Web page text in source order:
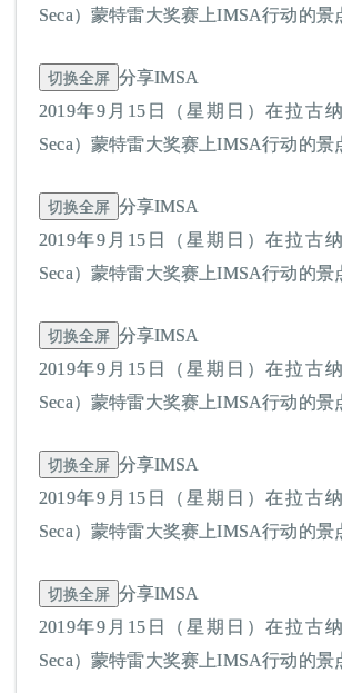
Seca）蒙特雷大奖赛上IMSA行动的景
切换全屏 分享IMSA
2019年9月15日（星期日）在拉古
Seca）蒙特雷大奖赛上IMSA行动的景
切换全屏 分享IMSA
2019年9月15日（星期日）在拉古
Seca）蒙特雷大奖赛上IMSA行动的景
切换全屏 分享IMSA
2019年9月15日（星期日）在拉古
Seca）蒙特雷大奖赛上IMSA行动的景
切换全屏 分享IMSA
2019年9月15日（星期日）在拉古
Seca）蒙特雷大奖赛上IMSA行动的景
切换全屏 分享IMSA
2019年9月15日（星期日）在拉古
Seca）蒙特雷大奖赛上IMSA行动的景